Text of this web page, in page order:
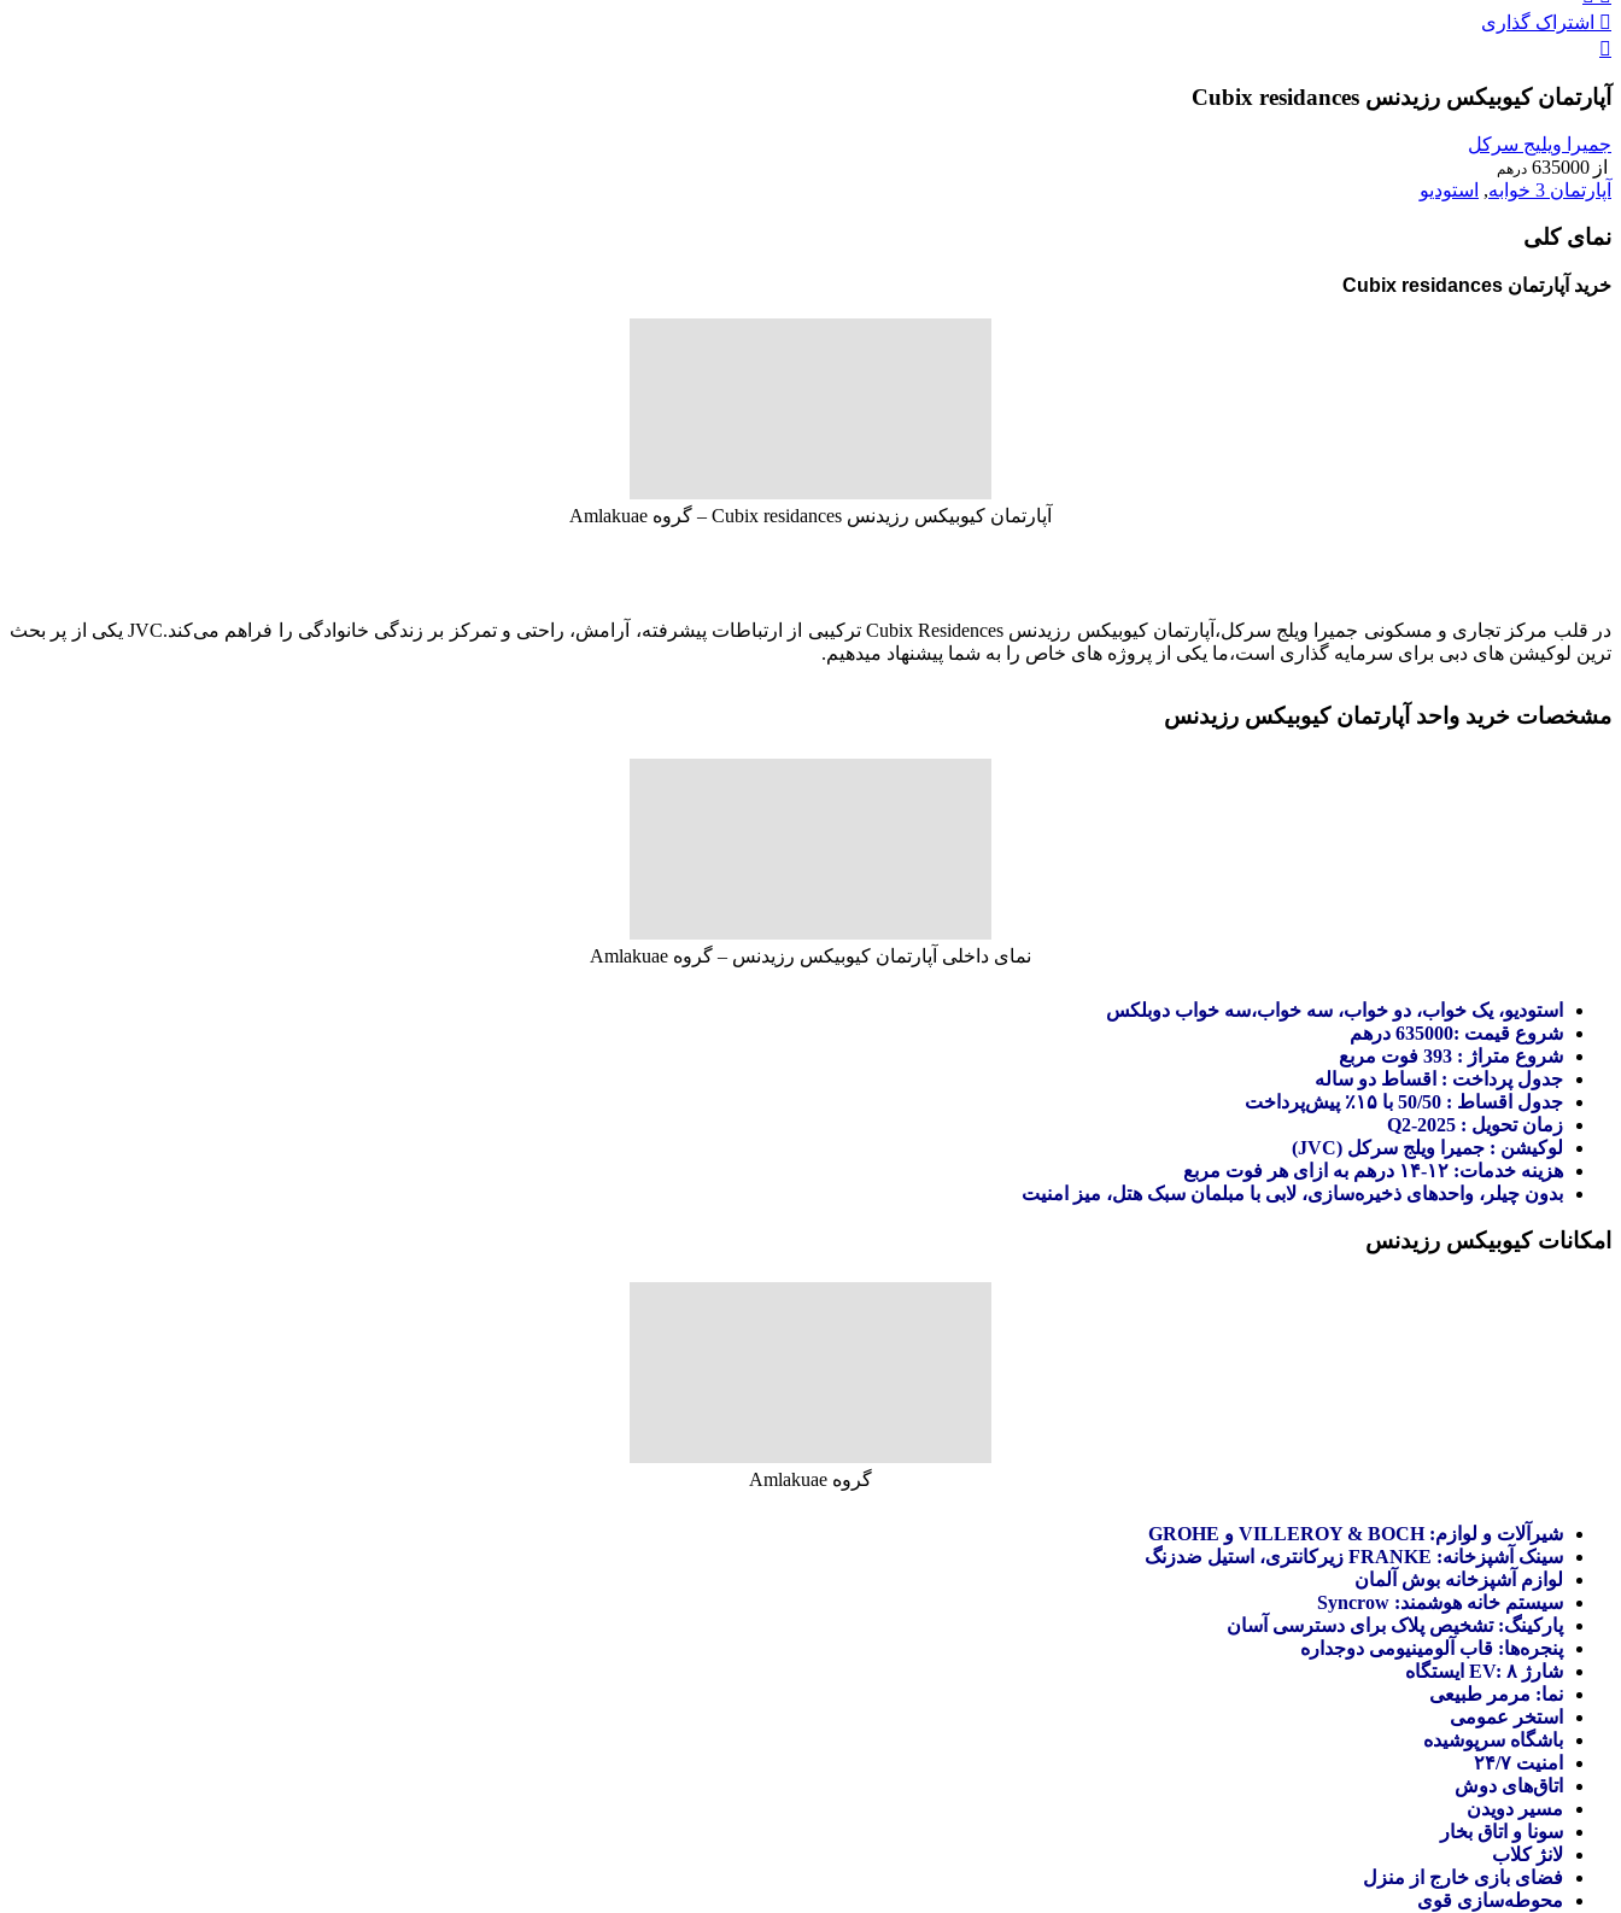
اشتراک گذاری
آپارتمان کیوبیکس رزیدنس Cubix residances
جمیرا ویلیج سرکل
از 635000 درهم
آپارتمان 3 خوابه , استودیو
نمای کلی
خرید آپارتمان Cubix residances
آپارتمان کیوبیکس رزیدنس Cubix residances – گروه Amlakuae
در قلب مرکز تجاری و مسکونی جمیرا ویلج سرکل،آپارتمان کیوبیکس رزیدنس Cubix Residences ترکیبی از ارتباطات پیشرفته، آرامش، راحتی و تمرکز بر زندگی خانوادگی را فراهم می‌کند.JVC یکی از پر بحث
ترین لوکیشن های دبی برای سرمایه گذاری است،ما یکی از پروژه های خاص را به شما پیشنهاد میدهیم.
مشخصات خرید واحد آپارتمان کیوبیکس رزیدنس
نمای داخلی آپارتمان کیوبیکس رزیدنس – گروه Amlakuae
استودیو، یک خواب، دو خواب، سه خواب،سه خواب دوبلکس
شروع قیمت :635000
درهم
شروع متراژ : 393 فوت مربع
جدول پرداخت : اقساط دو ساله
جدول اقساط : 50/50 با ۱۵٪ پیش‌پرداخت
زمان تحویل : Q2-2025
لوکیشن : جمیرا ویلج سرکل (JVC)
هزینه خدمات: ۱۲-۱۴ درهم به ازای هر فوت مربع
بدون چیلر، واحدهای ذخیره‌سازی، لابی با مبلمان سبک هتل، میز امنیت
امکاناتکیوبیکس رزیدنس
گروه Amlakuae
شیرآلات و لوازم: VILLEROY & BOCH و GROHE
سینک آشپزخانه: FRANKE زیرکانتری، استیل ضدزنگ
لوازم آشپزخانه بوش آلمان
سیستم خانه هوشمند: Syncrow
پارکینگ: تشخیص پلاک برای دسترسی آسان
پنجره‌ها: قاب آلومینیومی دوجداره
شارژ EV: ۸ ایستگاه
نما: مرمر طبیعی
استخر عمومی
باشگاه سرپوشیده
امنیت ۲۴/۷
اتاق‌های دوش
مسیر دویدن
سونا و اتاق بخار
لانژ کلاب
فضای بازی خارج از منزل
محوطه‌سازی قوی